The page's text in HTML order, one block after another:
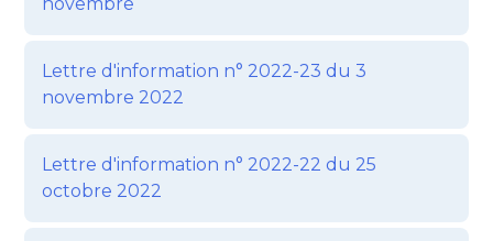
Lettre d'information n° 2022-23 du 3
novembre 2022
Lettre d'information n° 2022-22 du 25
octobre 2022